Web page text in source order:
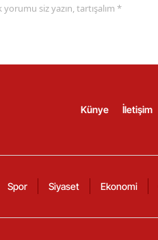
siz yazın, tartışalım *
Künye İletişim
Spor Siyaset Ekonomi